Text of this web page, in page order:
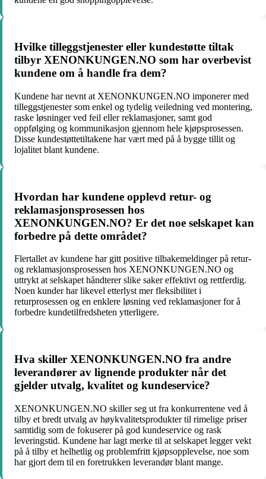
Hvilke tilleggstjenester eller kundestøtte tiltak
tilbyr XENONKUNGEN.NO som har overbevist
kundene om å handle fra dem?
Kundene har nevnt at XENONKUNGEN.NO imponerer med
tilleggstjenester som enkel og tydelig veiledning ved montering,
raske løsninger ved feil eller reklamasjoner, samt god
oppfølging og kommunikasjon gjennom hele kjøpsprosessen.
Disse kundestøttetiltakene har vært med på å bygge tillit og
lojalitet blant kundene.
Hvordan har kundene opplevd retur- og
reklamasjonsprosessen hos
XENONKUNGEN.NO? Er det noe selskapet kan
forbedre på dette området?
Flertallet av kundene har gitt positive tilbakemeldinger på retur-
og reklamasjonsprosessen hos XENONKUNGEN.NO og
uttrykt at selskapet håndterer slike saker effektivt og rettferdig.
Noen kunder har likevel etterlyst mer fleksibilitet i
returprosessen og en enklere løsning ved reklamasjoner for å
forbedre kundetilfredsheten ytterligere.
Hva skiller XENONKUNGEN.NO fra andre
leverandører av lignende produkter når det
gjelder utvalg, kvalitet og kundeservice?
XENONKUNGEN.NO skiller seg ut fra konkurrentene ved å
tilby et bredt utvalg av høykvalitetsprodukter til rimelige priser
samtidig som de fokuserer på god kundeservice og rask
leveringstid. Kundene har lagt merke til at selskapet legger vekt
på å tilby et helhetlig og problemfritt kjøpsopplevelse, noe som
har gjort dem til en foretrukken leverandør blant mange.